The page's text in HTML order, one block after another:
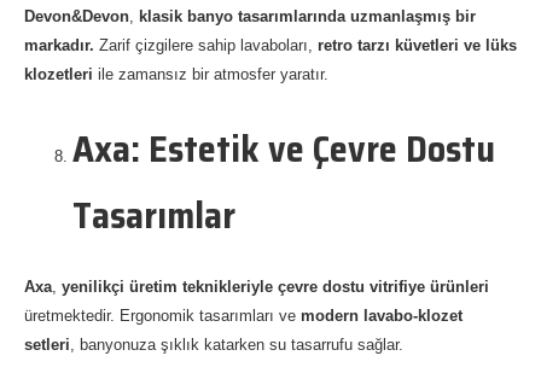
Devon&Devon, klasik banyo tasarımlarında uzmanlaşmış bir
markadır. Zarif çizgilere sahip lavaboları, retro tarzı küvetleri ve lüks
klozetleri ile zamansız bir atmosfer yaratır.
Axa: Estetik ve Çevre Dostu
Tasarımlar
Axa yenilikçi üretim teknikleriyle çevre dostu vitrifiye ürünleri
üretmektedir. Ergonomik tasarımları ve modern lavabo-klozet
setleri , banyonuza şıklık katarken su tasarrufu sağlar.